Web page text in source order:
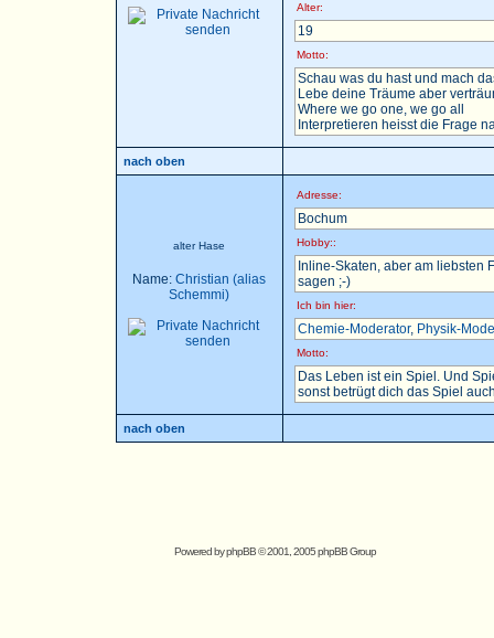
Alter:
19
Motto:
Schau was du hast und mach
Lebe deine Träume aber
Where we go one, we go all
Interpretieren heisst die Frage
nach oben
alter Hase
Name: Christian (alias
Schemmi)
Adresse:
Bochum
Hobby::
Inline-Skaten, aber am liebsten
sagen ;-)
Ich bin hier:
Chemie-Moderator, Physik-
Motto:
Das Leben ist ein Spiel. Und
sonst betrügt dich das Spiel
nach oben
Powered byphpBB© 2001, 2005 phpBB Group